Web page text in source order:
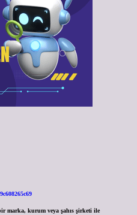
marka, kurum veya şahıs şirketi ile